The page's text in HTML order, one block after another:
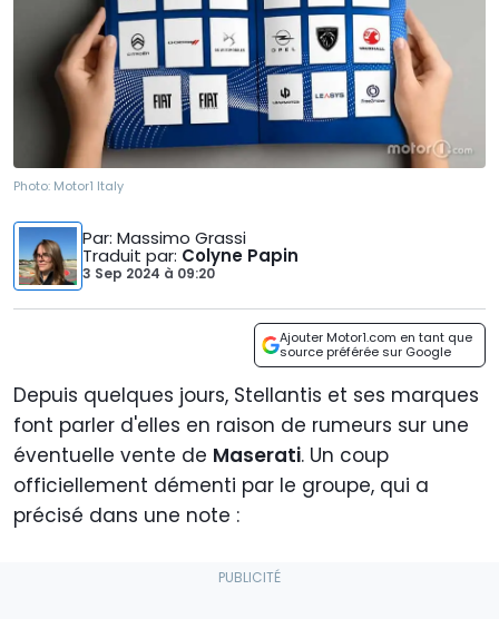
Photo: Motor1 Italy
Par: Massimo Grassi
Traduit par: Colyne Papin
3 Sep 2024 à 09:20
Ajouter Motor1.com en tant que
source préférée sur Google
Depuis quelques jours, Stellantis et ses marques
font parler d'elles en raison de rumeurs sur une
éventuelle vente de Maserati. Un coup
officiellement démenti par le groupe, qui a
précisé dans une note :